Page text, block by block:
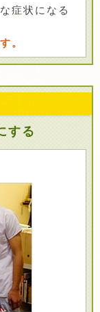
症状になる
。
する